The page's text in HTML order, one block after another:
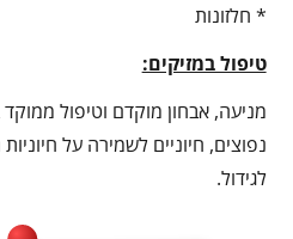
* חלזונות
טיפול במזיקים:
מניעה, אבחון מוקדם וטיפול
נפוצים, חיוניים לשמירה על
לגידול.